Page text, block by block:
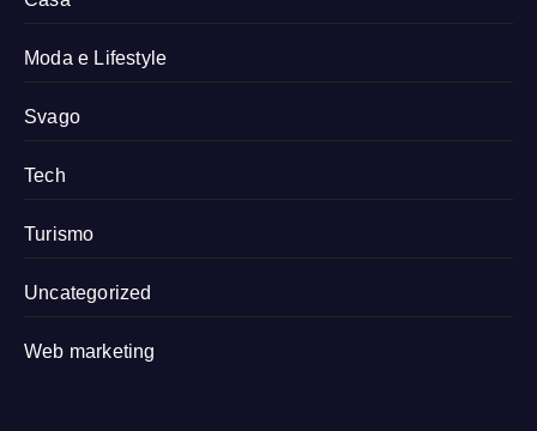
Moda e Lifestyle
Svago
Tech
Turismo
Uncategorized
Web marketing